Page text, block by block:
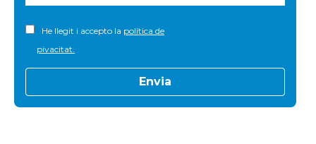
He llegit i accepto la política de
pivacitat.